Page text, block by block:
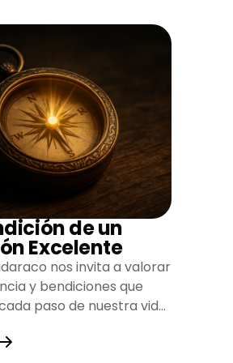
de un
Excelente
nos invita a valorar
y bendiciones que
paso de nuestra vida,